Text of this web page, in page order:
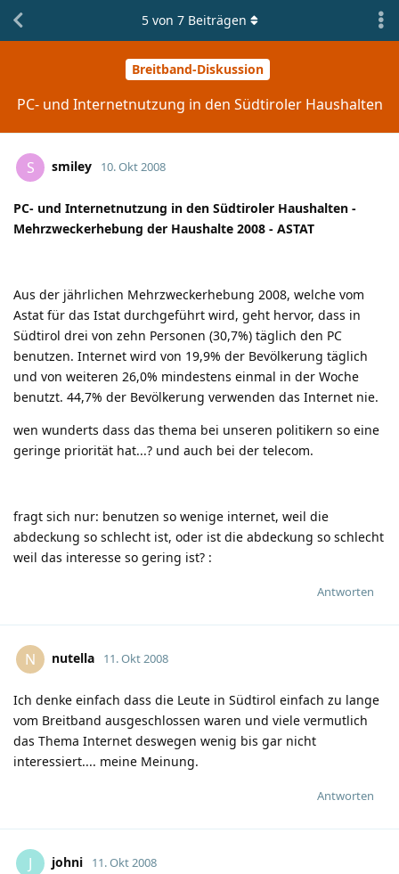
Breitband-Diskussion
PC- und Internetnutzung in den Südtiroler Haushalten
5von 7Beiträgen
S smiley 10. Okt 2008
PC- und Internetnutzung in den Südtiroler Haushalten -
Mehrzweckerhebung der Haushalte 2008 - ASTAT
Aus der jährlichen Mehrzweckerhebung 2008, welche vom
Astat für das Istat durchgeführt wird, geht hervor, dass in
Südtirol drei von zehn Personen (30,7%) täglich den PC
benutzen. Internet wird von 19,9% der Bevölkerung täglich
und von weiteren 26,0% mindestens einmal in der Woche
benutzt. 44,7% der Bevölkerung verwenden das Internet nie.
wen wunderts dass das thema bei unseren politikern so eine
geringe priorität hat...? und auch bei der telecom.
fragt sich nur: benutzen so wenige internet, weil die
abdeckung so schlecht ist, oder ist die abdeckung so schlecht
weil das interesse so gering ist? :
Antworten
N nutella 11. Okt 2008
Ich denke einfach dass die Leute in Südtirol einfach zu lange
vom Breitband ausgeschlossen waren und viele vermutlich
das Thema Internet deswegen wenig bis gar nicht
interessiert.... meine Meinung.
Antworten
J johni 11. Okt 2008